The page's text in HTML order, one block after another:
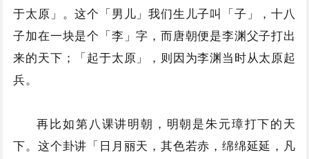
于太原」。这个「男儿」我们生儿子叫「子」，十八
子加在一块是个「李」字，而唐朝便是李渊父子打出
来的天下；「起于太原」，则因为李渊当时从太原起
兵。
再比如第八课讲明朝，明朝是朱元璋打下的天
下。这个卦讲「日月丽天，其色若赤，绵绵延延，凡